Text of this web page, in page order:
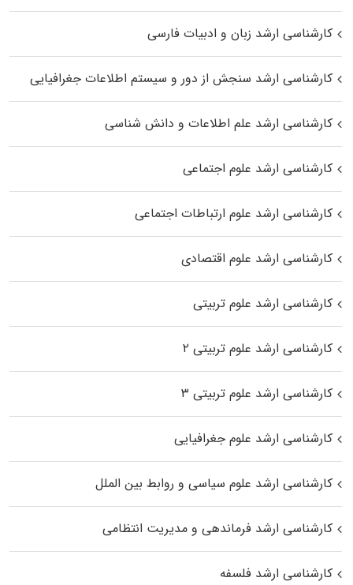
کارشناسی ارشد زبان و ادبیات فارسی
کارشناسی ارشد سنجش از دور و سیستم اطلاعات جغرافیایی
کارشناسی ارشد علم اطلاعات و دانش شناسی
کارشناسی ارشد علوم اجتماعی
کارشناسی ارشد علوم ارتباطات اجتماعی
کارشناسی ارشد علوم اقتصادی
کارشناسی ارشد علوم تربیتی
کارشناسی ارشد علوم تربیتی ۲
کارشناسی ارشد علوم تربیتی ۳
کارشناسی ارشد علوم جغرافیایی
کارشناسی ارشد علوم سیاسی و روابط بین الملل
کارشناسی ارشد فرماندهی و مدیریت انتظامی
کارشناسی ارشد فلسفه